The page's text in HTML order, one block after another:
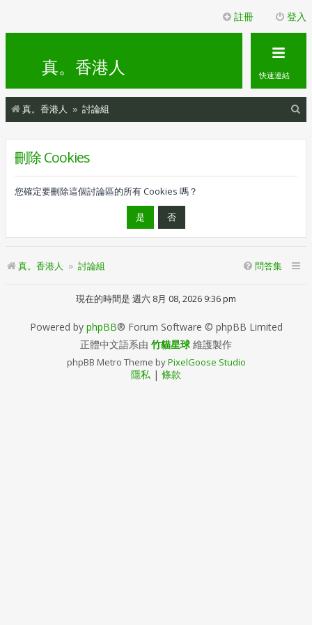
登入
註冊
真。香港人 快速連結
真。香港人 討論組
刪除 Cookies
您確定要刪除這個討論區的所有 Cookies 嗎？
真。香港人 討論組 問答集
現在的時間是 週六 8月 08, 2026 9:36 pm
Powered by phpBB® Forum Software © phpBB Limited
正體中文語系由 竹貓星球維護製作
phpBB Metro Theme byPixelGoose Studio
隱私 | 條款